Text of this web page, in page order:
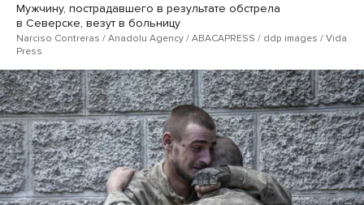
Мужчину, пострадавшего в результате обстрела
в Северске, везут в больницу
Narciso Contreras / Anadolu Agency / ABACAPRESS / ddp​ images / Vida
Press